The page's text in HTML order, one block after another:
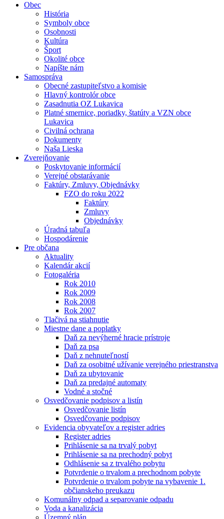
Obec
História
Symboly obce
Osobnosti
Kultúra
Šport
Okolité obce
Napíšte nám
Samospráva
Obecné zastupiteľstvo a komisie
Hlavný kontrolór obce
Zasadnutia OZ Lukavica
Platné smernice, poriadky, štatúty a VZN obce
Lukavica
Civilná ochrana
Dokumenty
Naša Lieska
Zverejňovanie
Poskytovanie informácií
Verejné obstarávanie
Faktúry, Zmluvy, Objednávky
FZO do roku 2022
Faktúry
Zmluvy
Objednávky
Úradná tabuľa
Hospodárenie
Pre občana
Aktuality
Kalendár akcií
Fotogaléria
Rok 2010
Rok 2009
Rok 2008
Rok 2007
Tlačivá na stiahnutie
Miestne dane a poplatky
Daň za nevýherné hracie prístroje
Daň za psa
Daň z nehnuteľností
Daň za osobitné užívanie verejného priestranstva
Daň za ubytovanie
Daň za predajné automaty
Vodné a stočné
Osvedčovanie podpisov a listín
Osvedčovanie listín
Osvedčovanie podpisov
Evidencia obyvateľov a register adries
Register adries
Prihlásenie sa na trvalý pobyt
Prihlásenie sa na prechodný pobyt
Odhlásenie sa z trvalého pobytu
Potvrdenie o trvalom a prechodnom pobyte
Potvrdenie o trvalom pobyte na vybavenie 1.
občianskeho preukazu
Komunálny odpad a separovanie odpadu
Voda a kanalizácia
Územný plán